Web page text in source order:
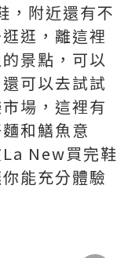
，附近還有不
逛，離這裡
景點，可以
可以去試試
場，這裡有
和鱔魚意
New買完鞋
能充分體驗